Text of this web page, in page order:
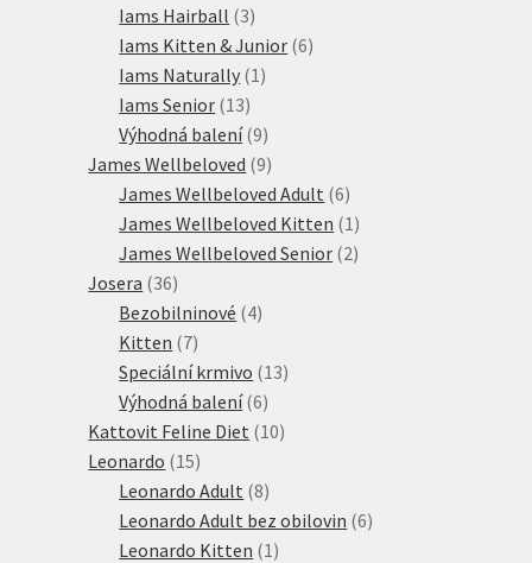
produktů
Iams Hairball 33
produkty
Iams Kitten & Junior 66
Iams Naturally 1 1
Iams Senior 1313
produktů
Výhodná balení 99
produktů
James Wellbeloved 99
produktů
James Wellbeloved Adult 66
produktů
James Wellbeloved Kitten 1 1
produkt
James Wellbeloved Senior 22
Josera 3636
produktů
Bezobilninové 44
Kitten 77
produktů
Speciální krmivo 1313
Výhodná balení 66
produktů
Kattovit Feline Diet 1010
Leonardo 1515
produktů
Leonardo Adult 88
produktů
Leonardo Adult bez obilovin 66
Leonardo Kitten 1 1